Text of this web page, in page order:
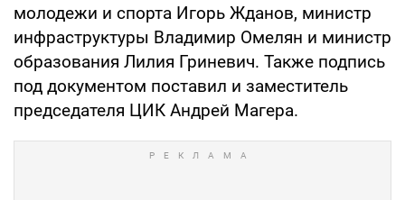
молодежи и спорта Игорь Жданов, министр
инфраструктуры Владимир Омелян и министр
образования Лилия Гриневич. Также подпись
под документом поставил и заместитель
председателя ЦИК Андрей Магера.